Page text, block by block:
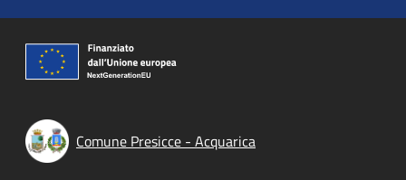
Comune Presicce - Acquarica